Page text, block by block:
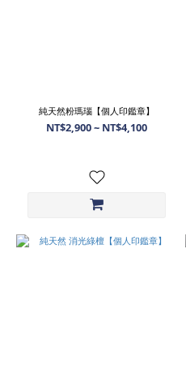
純天然粉瑪瑙【個人印鑑章】
NT$2,900 ~ NT$4,100